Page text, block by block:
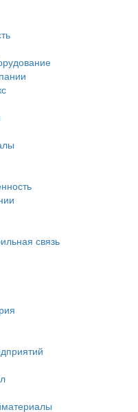
связь